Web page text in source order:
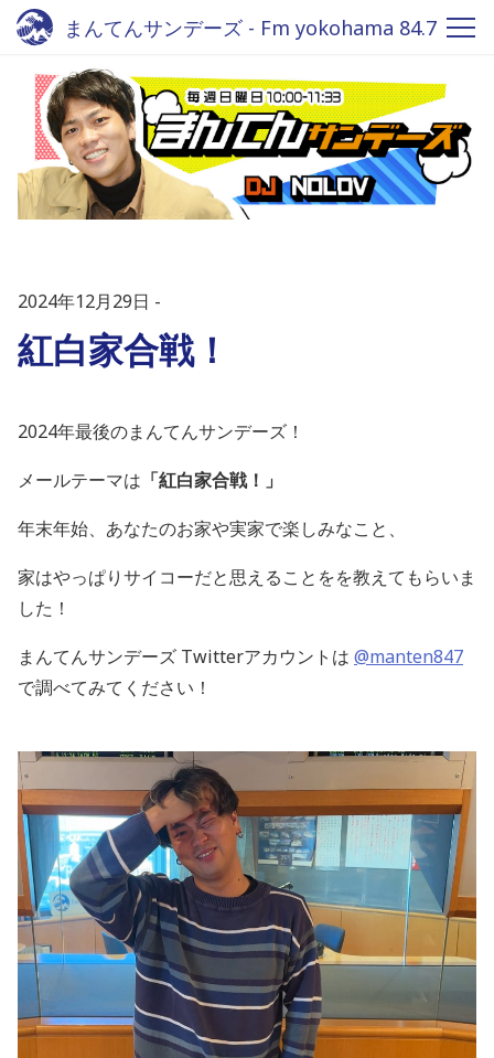
まんてんサンデーズ - Fm yokohama 84.7
2024年12月29日
紅白家合戦！
2024年最後のまんてんサンデーズ！
メールテーマは 「紅白家合戦！」
年末年始、あなたのお家や実家で楽しみなこと、
家はやっぱりサイコーだと思えることをを教えて もらいま
した！
まんてんサンデーズ Twitterアカウントは @manten847
で調べてみてください！